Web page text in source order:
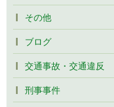
その他
ブログ
交通事故・交通違反
刑事事件